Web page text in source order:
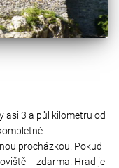
asi 3 a půl kilometru od
procházkou. Pokud
– zdarma. Hrad je